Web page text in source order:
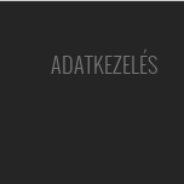
ADATKEZELÉS